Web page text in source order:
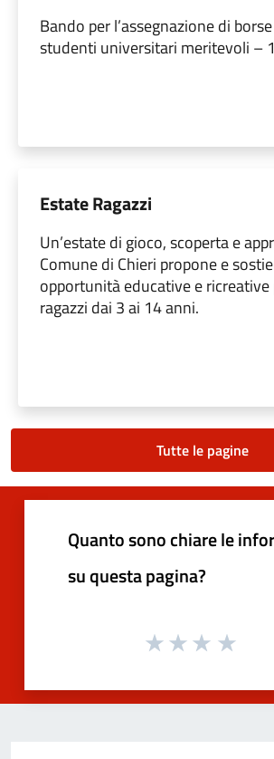
Bando per l’assegnazione di
studenti universitari meritevoli –
Estate Ragazzi
Un’estate di gioco, scoperta e
Comune di Chieri propone e
opportunità educative e ricreative
ragazzi dai 3 ai 14 anni.
Tutte le pagine
Quanto sono chiare le
su questa pagina?